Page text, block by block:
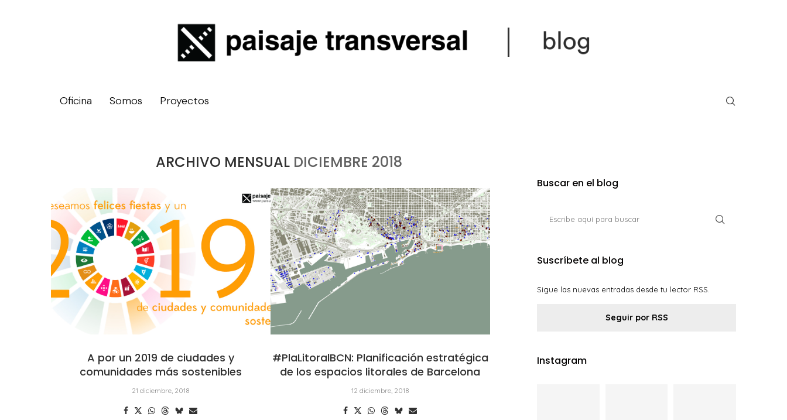
Oficina Somos Proyectos
ARCHIVO MENSUAL DICIEMBRE 2018
A por un 2019 de ciudades y
comunidades más sostenibles
21 diciembre, 2018
#PlaLitoralBCN: Planificación estratégica
de los espacios litorales de Barcelona
12 diciembre, 2018
Buscar en el blog
Suscríbete al blog
Sigue las nuevas entradas desde tu lector RSS.
Seguir por RSS
Instagram